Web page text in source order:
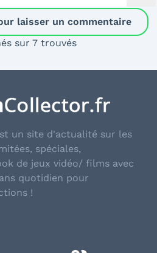
laisser un commentaire
sur 7 trouvés
un site d'actualité sur les
spéciales,
de jeux vidéo/ films avec
quotidien pour
!